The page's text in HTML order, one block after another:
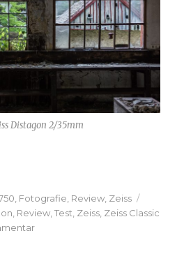
Distagon 2/35mm
f/2“
Fotografie Review Zeiss
Review ,Test Zeiss Zeiss Classic
zu